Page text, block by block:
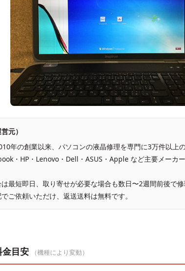
元）
年の創業以来、パソコンの液晶修理を専門に3万件以上
・HP・Lenovo・Dell・ASUS・Apple など主要メーカ
最短即日、取り寄せが必要な場合も数日〜2週間前後で修
ご依頼いただけ、返送送料は無料です。
目安 （機種により変動）